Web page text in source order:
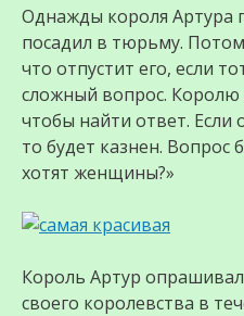
Однажды короля Артура
посадил в тюрьму.
что отпустит его, если
сложный вопрос. Королю
чтобы найти ответ. Если
то будет казнен. Вопрос
хотят женщины?»
Король Артур
своего королевства в